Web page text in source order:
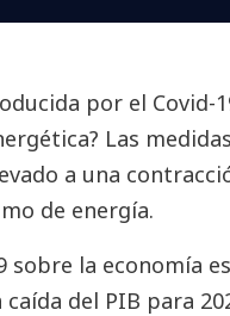
por el
Las
a una
de energía.
sobre la economía
del PIB para